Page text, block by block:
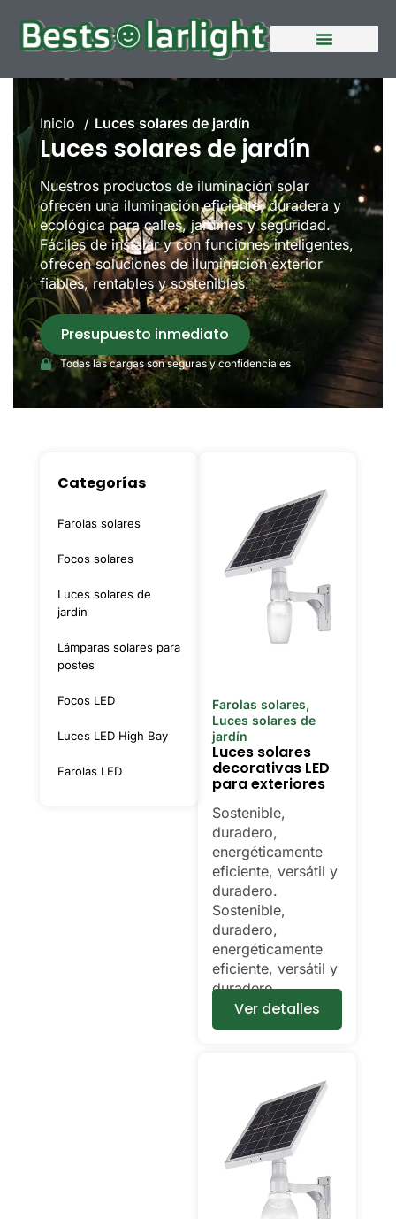
Inicio Luces solares de jardín
Luces solares de jardín
Nuestros productos de iluminación solar
ofrecen una iluminación eficiente, duradera y
ecológica para calles, jardines y seguridad.
Fáciles de instalar y con funciones inteligentes,
ofrecen soluciones de iluminación exterior
fiables, rentables y sostenibles.
Presupuesto inmediato
Todas las cargas son seguras y confidenciales
Categorías
Farolas solares
Focos solares
Luces solares de
jardín
Lámparas solares para
postes
Focos LED
Luces LED High Bay
Farolas LED
Farolas solares,
Luces solares de
jardín
Luces solares
decorativas LED
para exteriores
Sostenible,
duradero,
energéticamente
eficiente, versátil y
duradero.
Sostenible,
duradero,
energéticamente
eficiente, versátil y
duradero.
Ver detalles